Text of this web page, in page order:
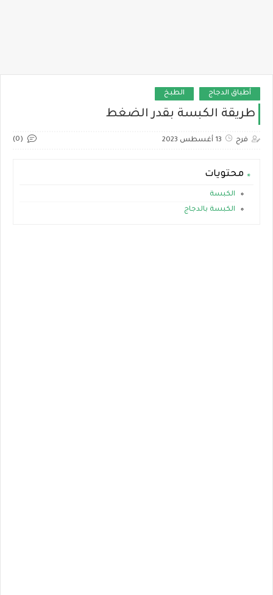
أطباق الدجاج الطبخ
طريقة الكبسة بقدر الضغط
فرح 13 أغسطس 2023 (0)
محتويات
الكبسة
الكبسة بالدجاج